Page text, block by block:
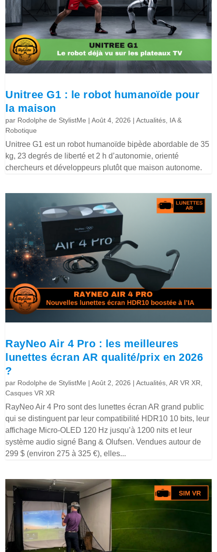
Unitree G1 : le robot humanoïde pour
la maison
par Rodolphe de StylistMe |Août 4, 2026 |Actualités IA &
Robotique
Unitree G1 est un robot humanoïde bipède abordable de 35
kg, 23 degrés de liberté et 2 h d’autonomie, orienté
chercheurs et développeurs plutôt que maison autonome.
RayNeo Air 4 Pro : les meilleures
lunettes écran AR qualité/prix en 2026
?
par Rodolphe de StylistMe |Août 2, 2026 |Actualités ,AR VR XR
Casques VR XR
RayNeo Air 4 Pro sont des lunettes écran AR grand public
qui se distinguent par leur compatibilité HDR10 10 bits, leur
affichage Micro-OLED 120 Hz jusqu’à 1200 nits et leur
système audio signé Bang & Olufsen. Vendues autour de
299 $ (environ 275 à 325 €), elles...